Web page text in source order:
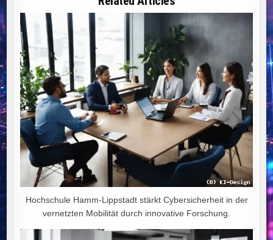
DEUTSCHLANDS
DEN
WIRTSCHAFTLICHEN
NIEDERGANG
Hochschule Hamm-Lippstadt stärkt Cybersicherheit in der
vernetzten Mobilität durch innovative Forschung.